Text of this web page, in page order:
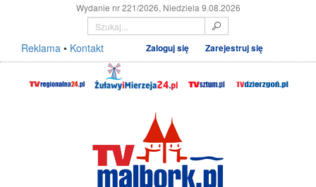
Wydanie nr 221/2026, Niedziela 9.08.2026
Reklama • Kontakt Zaloguj się Zarejestruj się